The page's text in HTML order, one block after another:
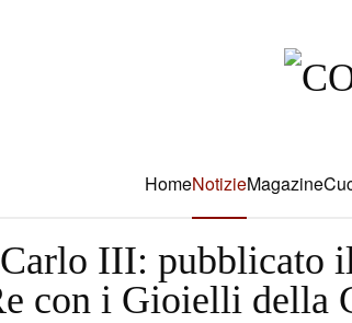
HomeNotizieMagazine
III: pubblicato
con i Gioielli della